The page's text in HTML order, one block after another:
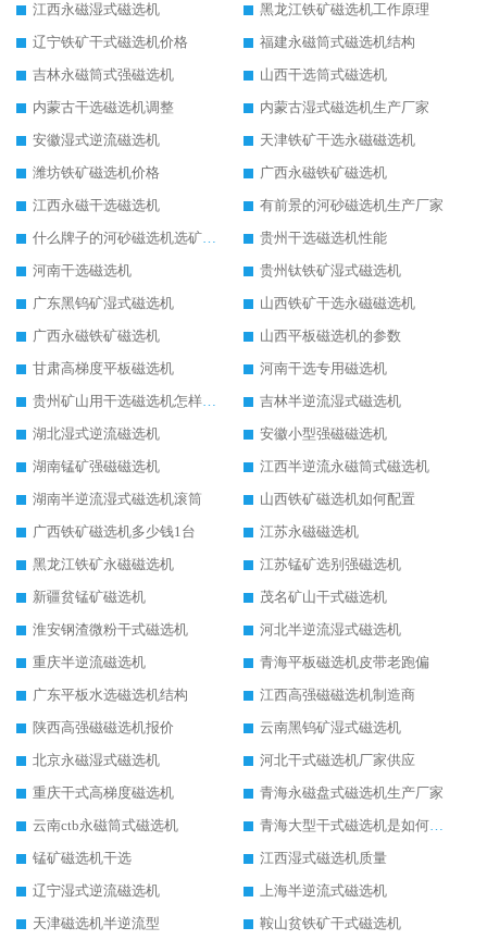
江西永磁湿式磁选机
黑龙江铁矿磁选机工作原理
辽宁铁矿干式磁选机价格
福建永磁筒式磁选机结构
吉林永磁筒式强磁选机
山西干选筒式磁选机
内蒙古干选磁选机调整
内蒙古湿式磁选机生产厂家
安徽湿式逆流磁选机
天津铁矿干选永磁磁选机
潍坊铁矿磁选机价格
广西永磁铁矿磁选机
江西永磁干选磁选机
有前景的河砂磁选机生产厂家
什么牌子的河砂磁选机选矿效果好
贵州干选磁选机性能
河南干选磁选机
贵州钛铁矿湿式磁选机
广东黑钨矿湿式磁选机
山西铁矿干选永磁磁选机
广西永磁铁矿磁选机
山西平板磁选机的参数
甘肃高梯度平板磁选机
河南干选专用磁选机
贵州矿山用干选磁选机怎样调磁
吉林半逆流湿式磁选机
湖北湿式逆流磁选机
安徽小型强磁磁选机
湖南锰矿强磁磁选机
江西半逆流永磁筒式磁选机
湖南半逆流湿式磁选机滚筒
山西铁矿磁选机如何配置
广西铁矿磁选机多少钱1台
江苏永磁磁选机
黑龙江铁矿永磁磁选机
江苏锰矿选别强磁选机
新疆贫锰矿磁选机
茂名矿山干式磁选机
淮安钢渣微粉干式磁选机
河北半逆流湿式磁选机
重庆半逆流磁选机
青海平板磁选机皮带老跑偏
广东平板水选磁选机结构
江西高强磁磁选机制造商
陕西高强磁磁选机报价
云南黑钨矿湿式磁选机
北京永磁湿式磁选机
河北干式磁选机厂家供应
重庆干式高梯度磁选机
青海永磁盘式磁选机生产厂家
云南ctb永磁筒式磁选机
青海大型干式磁选机是如何选矿的
锰矿磁选机干选
江西湿式磁选机质量
辽宁湿式逆流磁选机
上海半逆流式磁选机
天津磁选机半逆流型
鞍山贫铁矿干式磁选机